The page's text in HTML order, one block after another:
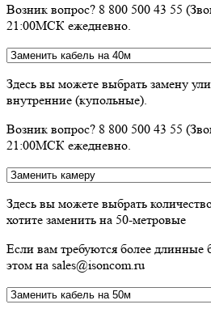
Возник вопрос? 8 800 500 43 55
21:00МСК ежедневно.
Здесь вы можете выбрать замену
внутренние (купольные).
Возник вопрос? 8 800 500 43 55
21:00МСК ежедневно.
Здесь вы можете выбрать
хотите заменить на 50-метровые
Если вам требуются более
этом на sales@isoncom.ru